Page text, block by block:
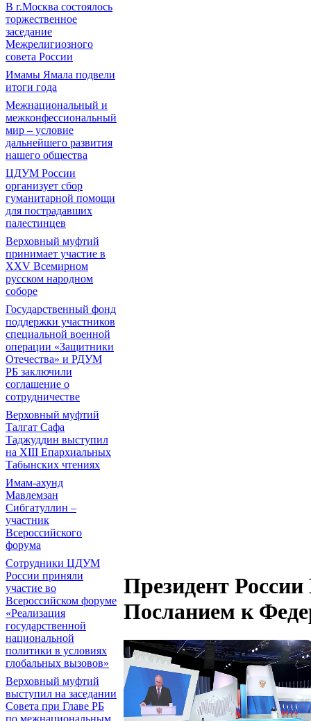
В г.Москва состоялось
торжественное
заседание
Межрелигиозного
совета России
Имамы Ямала подвели
итоги года
Межнациональный и
межконфессиональный
мир – условие
дальнейшего развития
нашего общества
ЦДУМ России
организует сбор
гуманитарной помощи
для пострадавших
палестинцев
Верховный муфтий
принимает участие в
XXV Всемирном
русском народном
соборе
Государственный фонд
поддержки участников
специальной военной
операции «Защитники
Отечества» и РДУМ
РБ заключили
соглашение о
сотрудничестве
Верховный муфтий
Талгат Сафа
Таджуддин выступил
на ХIII Епархиальных
Табынских чтениях
Имам-ахунд
Мавлемзан
Сибгатуллин –
участник
Всероссийского
форума
Сотрудники ЦДУМ
России приняли
участие во
Всероссийском форуме
«Реализация
государственной
национальной
политики в условиях
глобальных вызовов»
Верховный муфтий
выступил на заседании
Совета при Главе РБ
по межнациональным
Президент
Посланием к